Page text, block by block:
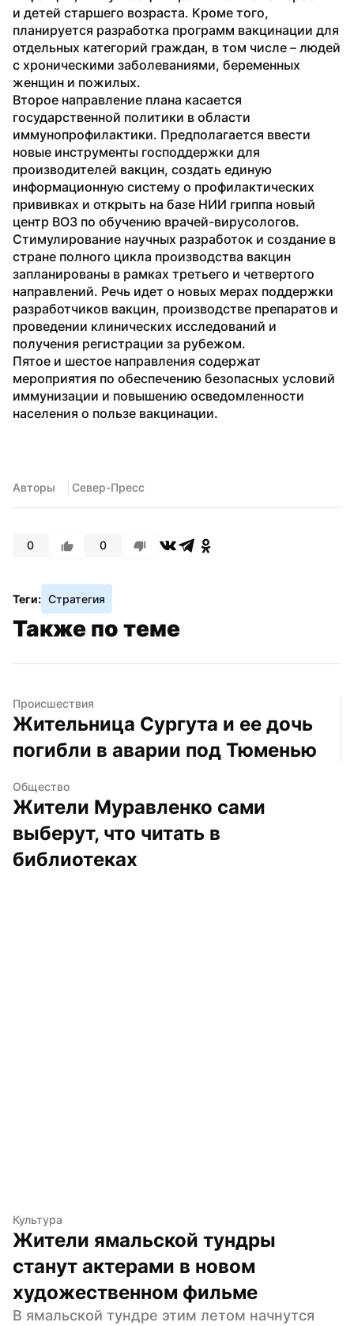
и детей старшего возраста. Кроме того,
планируется разработка программ вакцинации для
отдельных категорий граждан, в том числе – людей
с хроническими заболеваниями, беременных
женщин и пожилых.
Второе направление плана касается
государственной политики в области
иммунопрофилактики. Предполагается ввести
новые инструменты господдержки для
производителей вакцин, создать единую
информационную систему о профилактических
прививках и открыть на базе НИИ гриппа новый
центр ВОЗ по обучению врачей-вирусологов.
Стимулирование научных разработок и создание в
стране полного цикла производства вакцин
запланированы в рамках третьего и четвертого
направлений. Речь идет о новых мерах поддержки
разработчиков вакцин, производстве препаратов и
проведении клинических исследований и
получения регистрации за рубежом.
Пятое и шестое направления содержат
мероприятия по обеспечению безопасных условий
иммунизации и повышению осведомленности
населения о пользе вакцинации.
Авторы Север-Пресс
0 0
Теги: Стратегия
Также по теме
Происшествия
Жительница Сургута и ее дочь
погибли в аварии под Тюменью
Общество
Жители Муравленко сами
выберут, что читать в
библиотеках
Культура
Жители ямальской тундры
станут актерами в новом
художественном фильме
В ямальской тундре этим летом начнутся